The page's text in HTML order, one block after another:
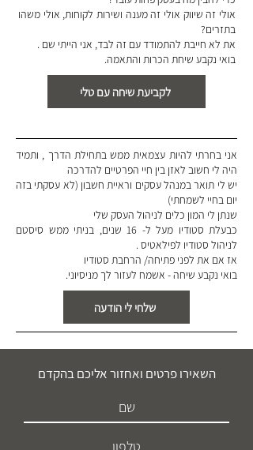
אולי זה שיווק אולי זה מענה ושירות לקוחות, אולי משהו
בתזרים?
את לא חייבת להתמודד עם זה לבד, אני הייתי שם .
בואי נקבע שיחת הכרות והתאמה.
לקביעת שיחה עם טלי
אני בחרתי להיות עצמאית ממש בתחילת הדרך , ותמיד
היה לי חשוב לאזן בין חיי הפרטיים להדרכה
יש לי תואר במנהל עסקים וראיית חשבון (לא עסקתי בזה
יום בחיי לשמחתי)
שנתן לי המון כלים לניהול העסק שלי
כבעלת סטודיו מעל ל- 16 שנים, בניתי ממש סיסטם
לניהול סטודיו לפילאטיס .
אז אם את לפני פתיחה/ הרחבת סטודיו
בואי נקבע שיחה - אשמח לעזור לך מניסיוני.
שלחי לי הודעה
השאירו פרטים ואחזור אליכם בהקדם